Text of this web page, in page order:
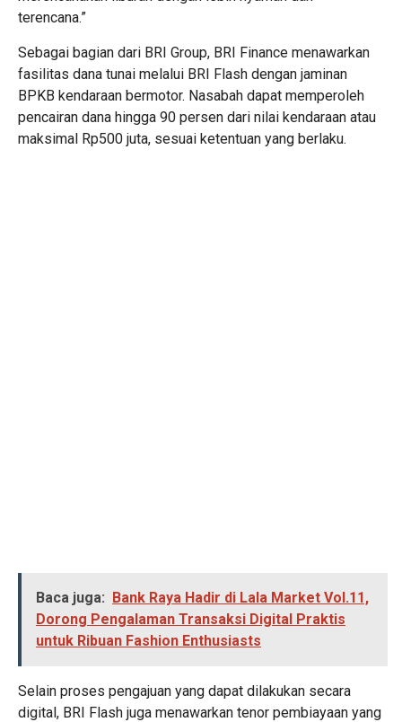
terencana.”
Sebagai bagian dari BRI Group, BRI Finance menawarkan
fasilitas dana tunai melalui BRI Flash dengan jaminan
BPKB kendaraan bermotor. Nasabah dapat memperoleh
pencairan dana hingga 90 persen dari nilai kendaraan atau
maksimal Rp500 juta, sesuai ketentuan yang berlaku.
Baca juga: Bank Raya Hadir di Lala Market Vol.11,
Dorong Pengalaman Transaksi Digital Praktis
untuk Ribuan Fashion Enthusiasts
Selain proses pengajuan yang dapat dilakukan secara
digital, BRI Flash juga menawarkan tenor pembiayaan yang